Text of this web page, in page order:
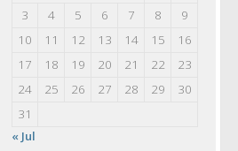
3
4 5 6 7 8
9
10
11 12 13 14 15
16
17
18 19 20 21 22
23
24
25 26 27 28 29
30
31
« Jul